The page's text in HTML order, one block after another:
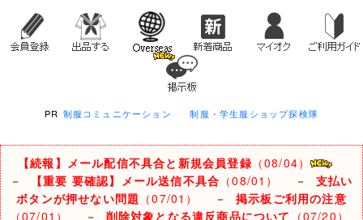
PR 制服コミュニケーション 制服・学生服ショップ探検隊
【続報】メール配信不具合と新規会員登録 （08/04）
－
【重要 要確認】メール送信不具合 （08/01） － 支払い
ボタンが押せない問題 （07/01） － 掲示板ご利用の注意
（07/01）
－ 削除対象となる違反商品について （07/20）